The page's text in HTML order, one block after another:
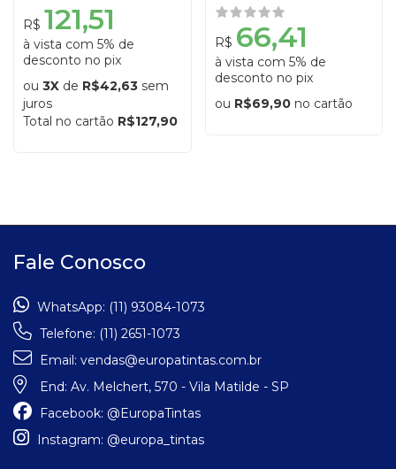
R$ 121,51
à vista com 5% de
desconto no pix
ou 3X de R$42,63 sem
juros
Total no cartão R$127,90
R$ 66,41
à vista com 5% de
desconto no pix
ou R$69,90no cartão
Fale Conosco
WhatsApp: (11) 93084-1073
Telefone: (11) 2651-1073
Email: vendas@europatintas.com.br
End: Av. Melchert, 570 - Vila Matilde - SP
Facebook: @EuropaTintas
Instagram: @europa_tintas